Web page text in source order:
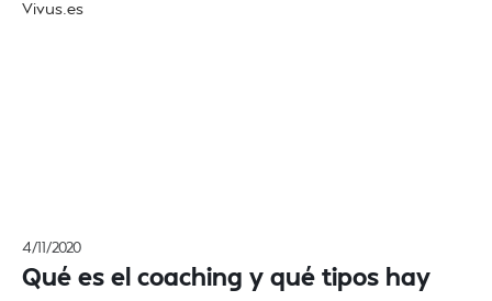
4/11/2020
Qué es el coaching y qué tipos hay